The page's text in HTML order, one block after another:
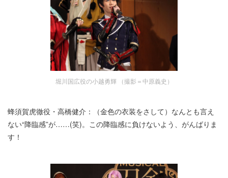
堀川国広役の小越勇輝 （撮影＝中原義史）
蜂須賀虎徹役・高橋健介：（金色の衣装をさして）なんとも言え
ない“降臨感”が……(笑)。この降臨感に負けないよう、がんばりま
す！